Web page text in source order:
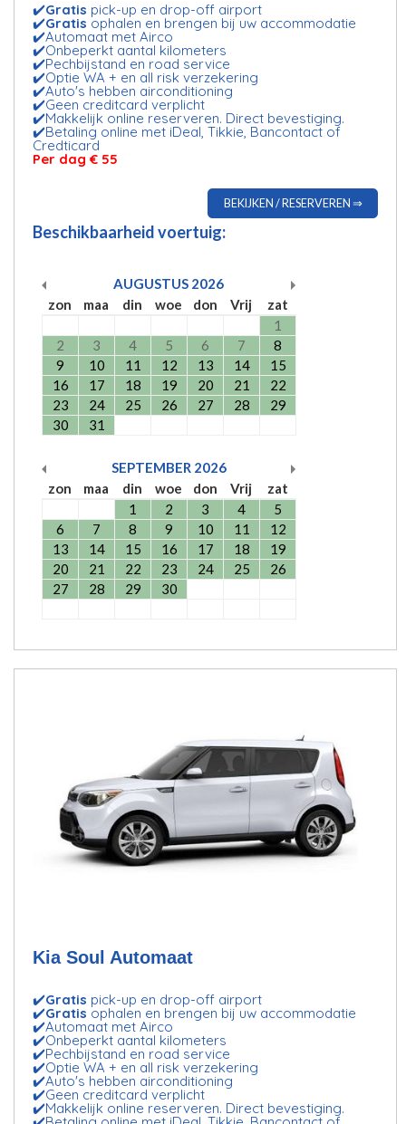
✔️Gratis pick-up en drop-off airport
✔️Gratis ophalen en brengen bij uw accommodatie
✔️Automaat met Airco
✔️Onbeperkt aantal kilometers
✔️Pechbijstand en road service
✔️Optie WA + en all risk verzekering
✔️Auto's hebben airconditioning
✔️Geen creditcard verplicht
✔️Makkelijk online reserveren. Direct bevestiging.
✔️Betaling online met iDeal, Tikkie, Bancontact of
Credticard
Per dag € 55
BEKIJKEN / RESERVEREN ⇒
Beschikbaarheid voertuig:
AUGUSTUS 2026
zon
maa din woe don Vrij
zat
1
2
3 4 5 6 7
8
9
10 11 12 13 14
15
16
17 18 19 20 21
22
23
24 25 26 27 28
29
30
31
SEPTEMBER 2026
zon
maa din woe don Vrij
zat
1
2 3 4
5
6
7 8 9 10 11
12
13
14 15 16 17 18
19
20
21 22 23 24 25
26
27
28 29 30
Kia Soul Automaat
✔️Gratis pick-up en drop-off airport
✔️Gratis ophalen en brengen bij uw accommodatie
✔️Automaat met Airco
✔️Onbeperkt aantal kilometers
✔️Pechbijstand en road service
✔️Optie WA + en all risk verzekering
✔️Auto's hebben airconditioning
✔️Geen creditcard verplicht
✔️Makkelijk online reserveren. Direct bevestiging.